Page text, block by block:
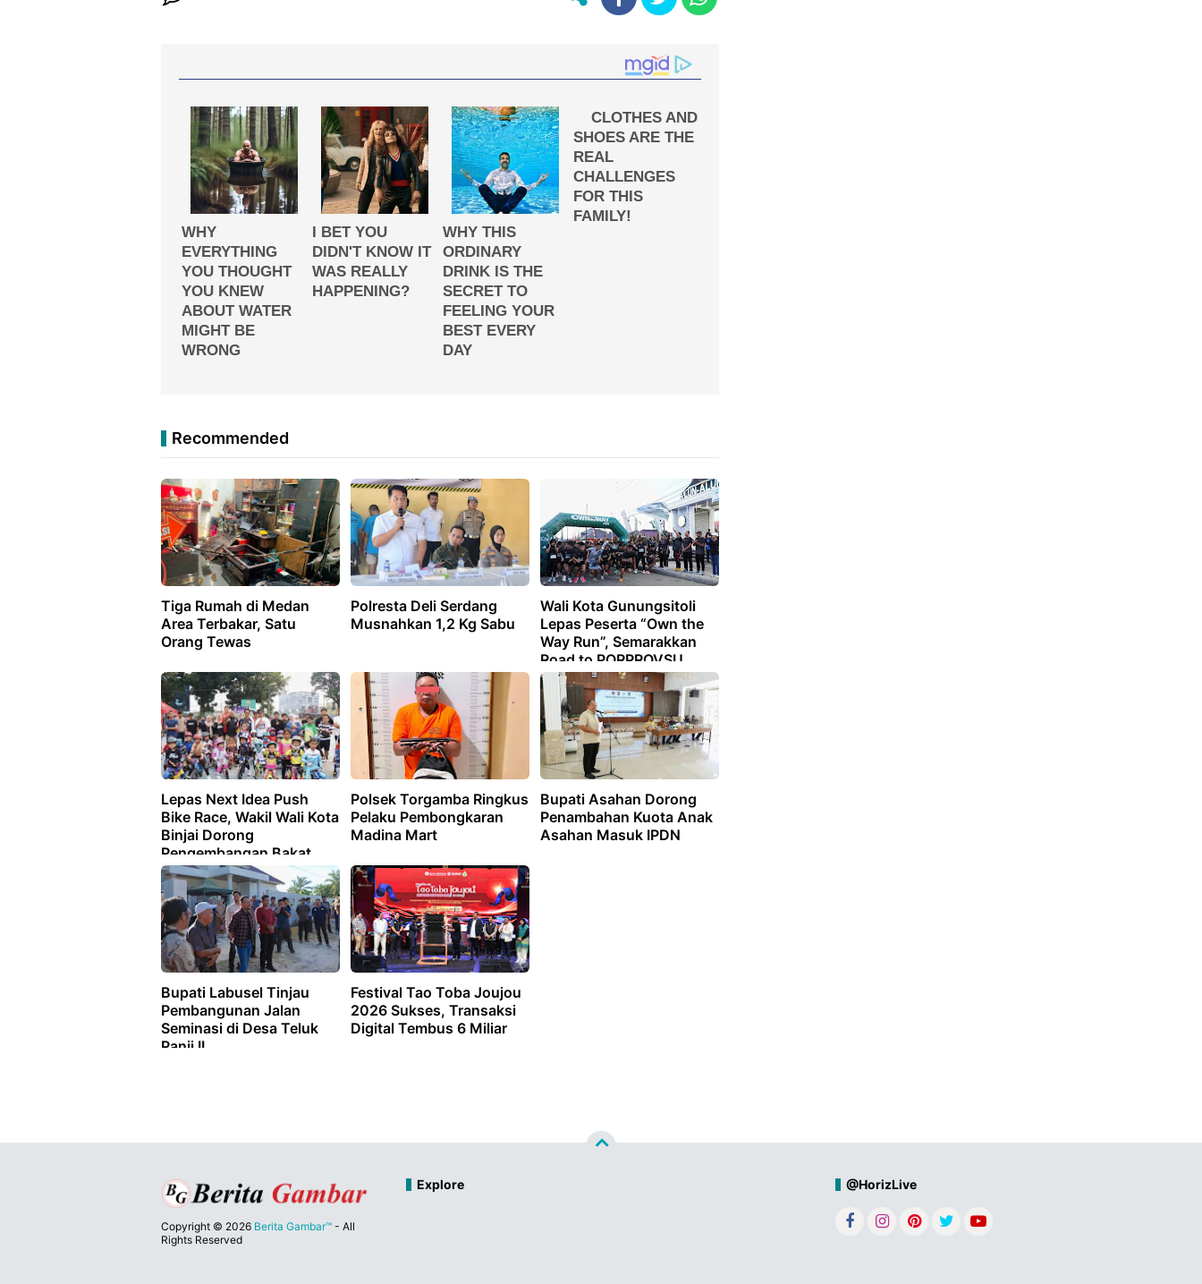
Recommended
Tiga Rumah di Medan
Area Terbakar, Satu
Orang Tewas
Polresta Deli Serdang
Musnahkan 1,2 Kg Sabu
Wali Kota Gunungsitoli
Lepas Peserta “Own the
Way Run”, Semarakkan
Road to PORPROVSU
2026
Lepas Next Idea Push
Bike Race, Wakil Wali Kota
Binjai Dorong
Pengembangan Bakat
Anak
Polsek Torgamba Ringkus
Pelaku Pembongkaran
Madina Mart
Bupati Asahan Dorong
Penambahan Kuota Anak
Asahan Masuk IPDN
Bupati Labusel Tinjau
Pembangunan Jalan
Seminasi di Desa Teluk
Panji II
Festival Tao Toba Joujou
2026 Sukses, Transaksi
Digital Tembus 6 Miliar
Copyright © 2026 Berita Gambar™ - All
Rights Reserved
Explore @HorizLive